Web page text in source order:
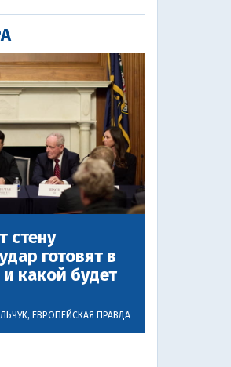
стену
готовят в
какой будет
, ЕВРОПЕЙСКАЯ ПРАВДА